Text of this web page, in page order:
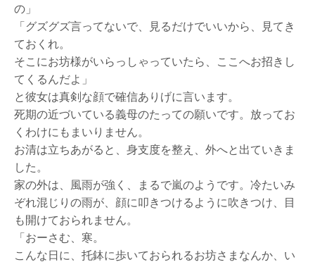
の」
「グズグズ言ってないで、見るだけでいいから、見てき
ておくれ。
そこにお坊様がいらっしゃっていたら、ここへお招きし
てくるんだよ」
と彼女は真剣な顔で確信ありげに言います。
死期の近づいている義母のたっての願いです。放ってお
くわけにもまいりません。
お清は立ちあがると、身支度を整え、外へと出ていきま
した。
家の外は、風雨が強く、まるで嵐のようです。冷たいみ
ぞれ混じりの雨が、顔に叩きつけるように吹きつけ、目
も開けておられません。
「おーさむ、寒。
こんな日に、托鉢に歩いておられるお坊さまなんか、い